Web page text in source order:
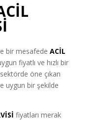
bir mesafede ACİL
fiyatlı ve hızlı bir
öne çıkan
uygun bir şekilde
fiyatları merak